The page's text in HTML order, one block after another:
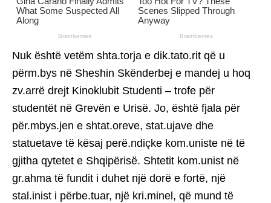
Nuk është vetëm shta.torja e dik.tato.rit që u
përm.bys në Sheshin Skënderbej e mandej u hoq
zv.arrë drejt Kinoklubit Studenti – trofe për
studentët në Grevën e Urisë. Jo, është fjala për
për.mbys.jen e shtat.oreve, stat.ujave dhe
statuetave të kësaj perë.ndiçke kom.uniste në të
gjitha qytetet e Shqipërisë. Shtetit kom.unist në
gr.ahma të fundit i duhet një dorë e fortë, një
stal.inist i përbe.tuar, një kri.minel, që mund të